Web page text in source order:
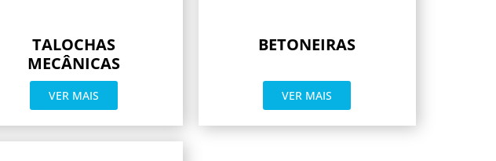
TALOCHAS
MECÂNICAS
VER MAIS
BETONEIRAS
VER MAIS